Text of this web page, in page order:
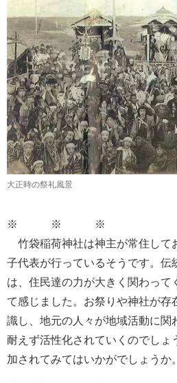
大正時の祭礼風景
※ ※ ※
竹袋稲荷神社は神主が常住して
子代表が行っているそうです。伝
は、住民達の力が大きく関わって
て感じました。お祭りや神社が存
識し、地元の人々が地域活動に関
耐えず活性化されていくのでしょ
加されてみてはいかがでしょうか